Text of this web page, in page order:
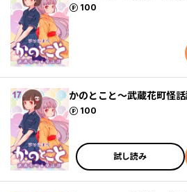
100
ポイント
かのとこと～武蔵花町怪
100
ポイント
試し読み